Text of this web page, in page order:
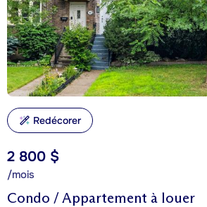
Condo / Appartement à louer
2 800 $
/mois
Redécorer